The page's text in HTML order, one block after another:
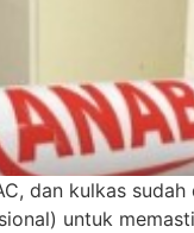
dan kulkas
untuk